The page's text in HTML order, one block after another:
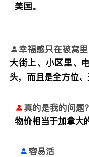
美国。
幸福感只在被窝里
大街上、小区里、
头，而且是全方位
真的是我的问题？
物价相当于加拿大
容易活